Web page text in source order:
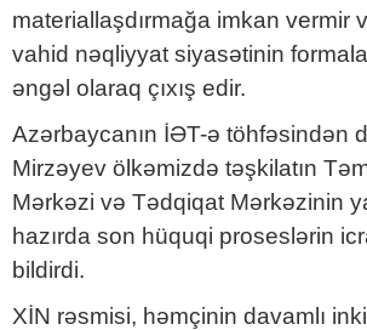
materiallaşdırmağa imkan vermir
vahid nəqliyyat siyasətinin
əngəl olaraq çıxış edir.
Azərbaycanın İƏT-ə töhfəsindən
Mirzəyev ölkəmizdə təşkilatın
Mərkəzi və Tədqiqat Mərkəzinin
hazırda son hüquqi proseslərin
bildirdi.
XİN rəsmisi, həmçinin davamlı